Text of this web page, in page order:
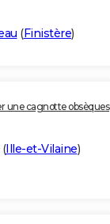
(Finistère)
une cagnotte obsèques
(Ille-et-Vilaine)